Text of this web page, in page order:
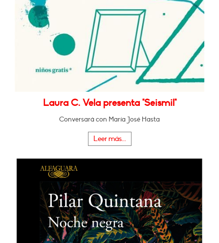
Laura C. Vela presenta "Seismil"
Conversará con María José Hasta
Leer más...